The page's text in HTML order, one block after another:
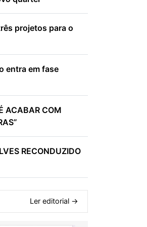
projetos para o
entra em fase
ACABAR COM
RECONDUZIDO
Ler editorial →